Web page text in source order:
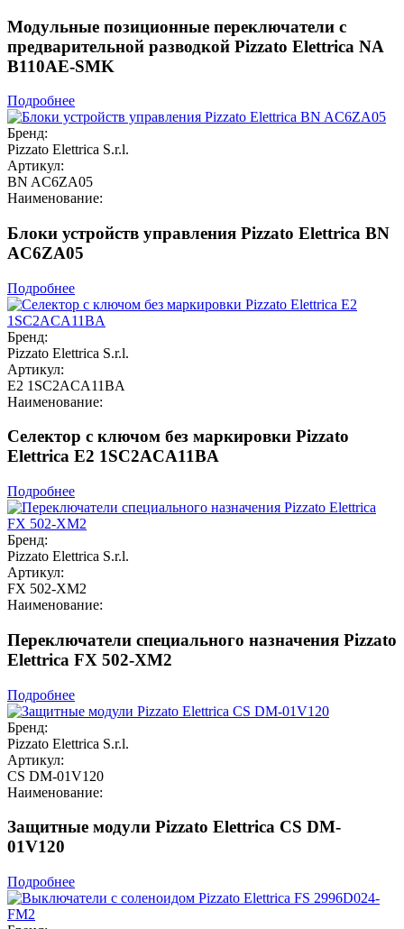
Модульные позиционные переключатели с
предварительной разводкой Pizzato Elettrica NA
B110AE-SMK
Подробнее
Бренд:
Pizzato Elettrica S.r.l.
Артикул:
BN AC6ZA05
Наименование:
Блоки устройств управления Pizzato Elettrica BN
AC6ZA05
Подробнее
Бренд:
Pizzato Elettrica S.r.l.
Артикул:
E2 1SC2ACA11BA
Наименование:
Селектор с ключом без маркировки Pizzato
Elettrica E2 1SC2ACA11BA
Подробнее
Бренд:
Pizzato Elettrica S.r.l.
Артикул:
FX 502-XM2
Наименование:
Переключатели специального назначения Pizzato
Elettrica FX 502-XM2
Подробнее
Бренд:
Pizzato Elettrica S.r.l.
Артикул:
CS DM-01V120
Наименование:
Защитные модули Pizzato Elettrica CS DM-
01V120
Подробнее